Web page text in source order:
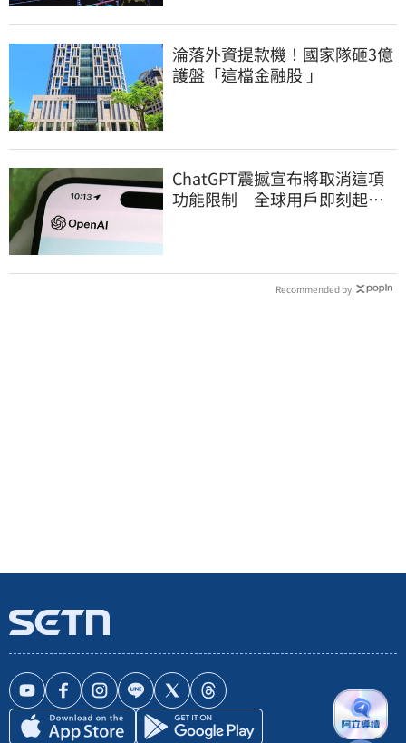
淪落外資提款機！國家隊砸3億
護盤「這檔金融股 」
ChatGPT震撼宣布將取消這項
功能限制 全球用戶即刻起
Recommended by